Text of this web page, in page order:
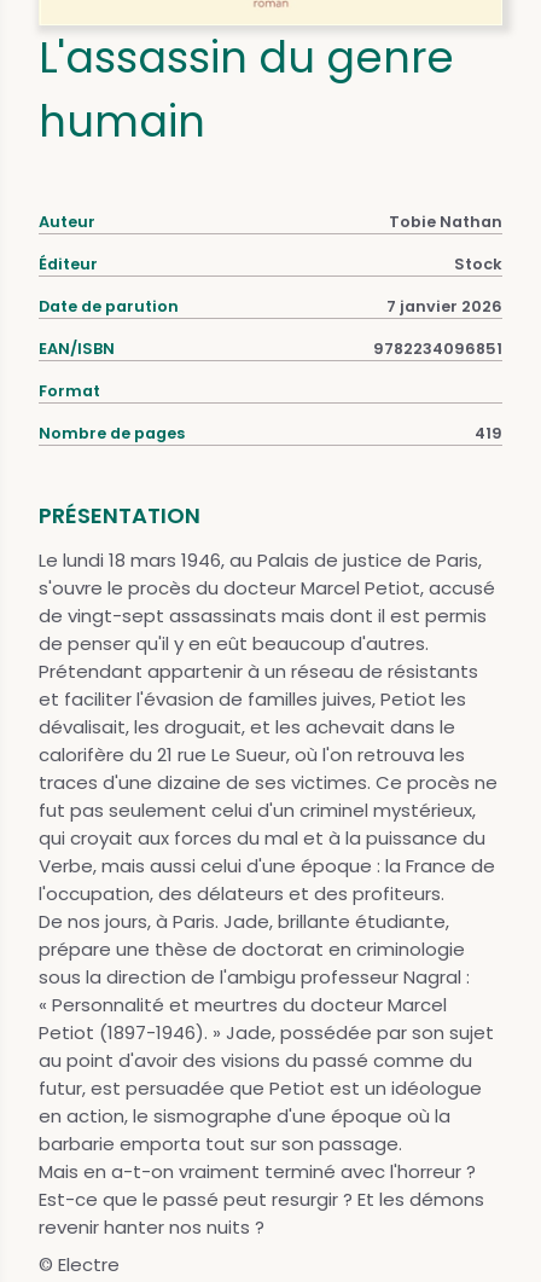
L'assassin du genre
humain
Auteur Tobie Nathan
Éditeur Stock
Date de parution 7 janvier 2026
EAN/ISBN 9782234096851
Format
Nombre de pages 419
PRÉSENTATION
Le lundi 18 mars 1946, au Palais de justice de Paris,
s'ouvre le procès du docteur Marcel Petiot, accusé
de vingt-sept assassinats mais dont il est permis
de penser qu'il y en eût beaucoup d'autres.
Prétendant appartenir à un réseau de résistants
et faciliter l'évasion de familles juives, Petiot les
dévalisait, les droguait, et les achevait dans le
calorifère du 21 rue Le Sueur, où l'on retrouva les
traces d'une dizaine de ses victimes. Ce procès ne
fut pas seulement celui d'un criminel mystérieux,
qui croyait aux forces du mal et à la puissance du
Verbe, mais aussi celui d'une époque : la France de
l'occupation, des délateurs et des profiteurs.
De nos jours, à Paris. Jade, brillante étudiante,
prépare une thèse de doctorat en criminologie
sous la direction de l'ambigu professeur Nagral :
« Personnalité et meurtres du docteur Marcel
Petiot (1897-1946). » Jade, possédée par son sujet
au point d'avoir des visions du passé comme du
futur, est persuadée que Petiot est un idéologue
en action, le sismographe d'une époque où la
barbarie emporta tout sur son passage.
Mais en a-t-on vraiment terminé avec l'horreur ?
Est-ce que le passé peut resurgir ? Et les démons
revenir hanter nos nuits ?
© Electre